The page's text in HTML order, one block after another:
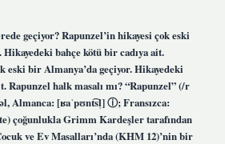
geçiyor? Rapunzel’in hikayesi çok eski
bahçe kötü bir cadıya ait.
eski bir Almanya’da geçiyor. Hikayedeki
Rapunzel halk masalı mı? “Rapunzel” (/r
Almanca: [ʁaˈpʊnt͡sl̩] ⓘ; Fransızca:
çoğunlukla Grimm Kardeşler tarafından
ve Ev Masalları’nda (KHM 12)’nin bir